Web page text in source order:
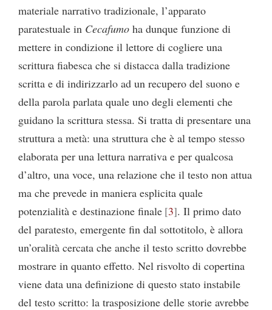
materiale narrativo tradizionale, l’apparato
paratestuale in Cecafumo ha dunque funzione di
mettere in condizione il lettore di cogliere una
scrittura fiabesca che si distacca dalla tradizione
scritta e di indirizzarlo ad un recupero del suono e
della parola parlata quale uno degli elementi che
guidano la scrittura stessa. Si tratta di presentare una
struttura a metà: una struttura che è al tempo stesso
elaborata per una lettura narrativa e per qualcosa
d’altro, una voce, una relazione che il testo non attua
ma che prevede in maniera esplicita quale
potenzialità e destinazione finale 3 . Il primo dato
del paratesto, emergente fin dal sottotitolo, è allora
un’oralità cercata che anche il testo scritto dovrebbe
mostrare in quanto effetto. Nel risvolto di copertina
viene data una definizione di questo stato instabile
del testo scritto: la trasposizione delle storie avrebbe